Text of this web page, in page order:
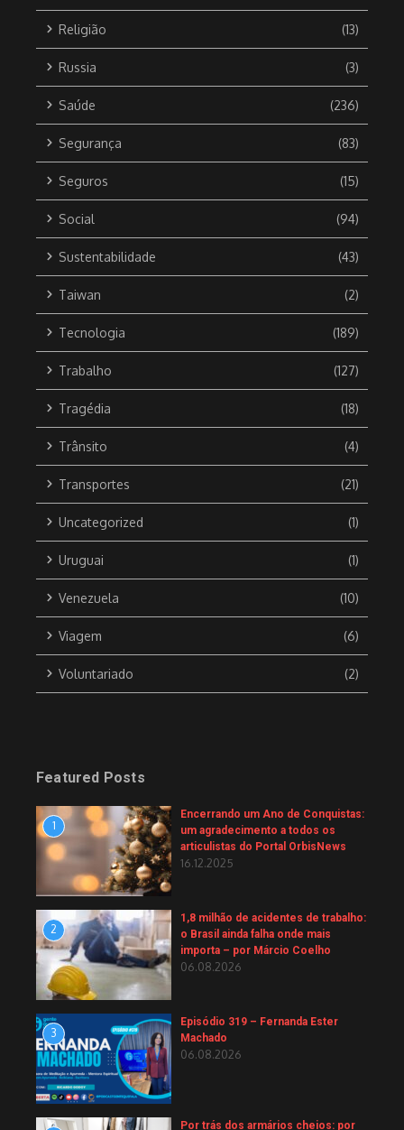
Religião (13)
Russia (3)
Saúde (236)
Segurança (83)
Seguros (15)
Social (94)
Sustentabilidade (43)
Taiwan (2)
Tecnologia (189)
Trabalho (127)
Tragédia (18)
Trânsito (4)
Transportes (21)
Uncategorized (1)
Uruguai (1)
Venezuela (10)
Viagem (6)
Voluntariado (2)
Featured Posts
1
Encerrando um Ano de Conquistas:
um agradecimento a todos os
articulistas do Portal OrbisNews
16.12.2025
2
1,8 milhão de acidentes de trabalho:
o Brasil ainda falha onde mais
importa – por Márcio Coelho
06.08.2026
3
Episódio 319 – Fernanda Ester
Machado
06.08.2026
Por trás dos armários cheios: por